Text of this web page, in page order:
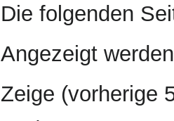
Die folgenden
Angezeigt
Zeige (vorherige